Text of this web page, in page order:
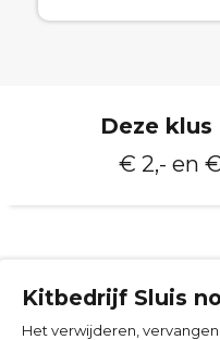
Deze
€ 2,- en
Kitbedrijf Sluis
Het verwijderen,